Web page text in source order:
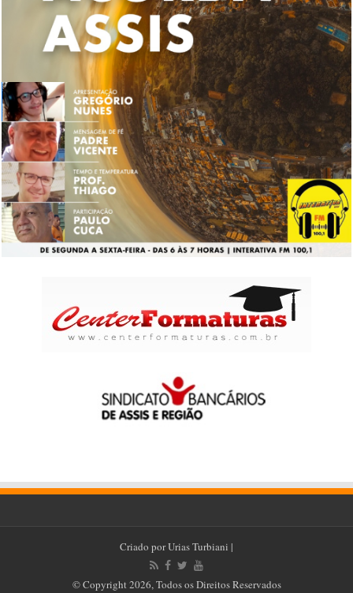
Criado porUrias Turbiani |
© Copyright 2026, Todos os Direitos Reservados